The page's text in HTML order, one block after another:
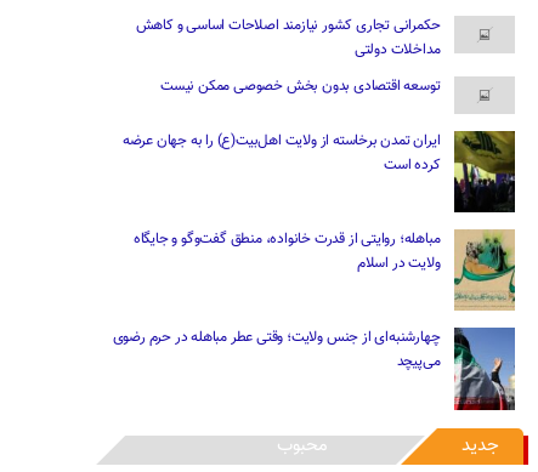
حکمرانی تجاری کشور نیازمند اصلاحات اساسی و کاهش
مداخلات دولتی
توسعه اقتصادی بدون بخش خصوصی ممکن نیست
ایران تمدن برخاسته از ولایت اهل‌بیت(ع) را به جهان عرضه
کرده است
مباهله؛ روایتی از قدرت خانواده، منطق گفت‌وگو و جایگاه
ولایت در اسلام
چهارشنبه‌ای از جنس ولایت؛ وقتی عطر مباهله در حرم رضوی
می‌پیچد
جدید محبوب